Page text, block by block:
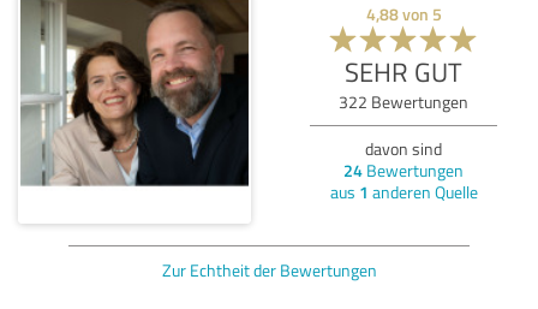
4,88von 5
SEHR GUT
322 Bewertungen
davon sind
24 Bewertungen
aus 1 anderen Quelle
Zur Echtheit der Bewertungen